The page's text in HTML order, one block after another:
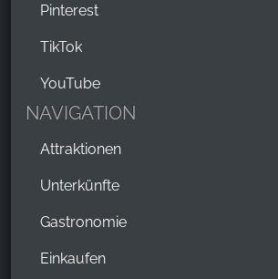
Pinterest
TikTok
YouTube
NAVIGATION
Attraktionen
Unterkünfte
Gastronomie
Einkaufen